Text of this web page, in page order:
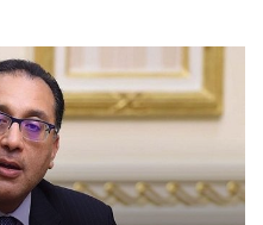
تحركات
حكومية
لحسم
قانون
القديم..والبرلمان:
جاهزون